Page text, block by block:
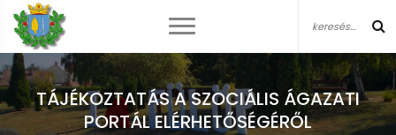
TÁJÉKOZTATÁS A SZOCIÁLIS ÁGAZATI
PORTÁL ELÉRHETŐSÉGÉRŐL